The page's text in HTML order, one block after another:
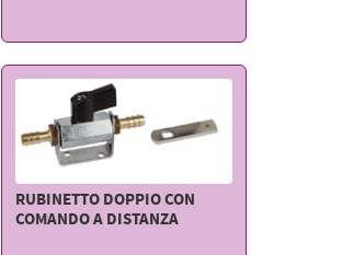
RUBINETTO DOPPIO CON
COMANDO A DISTANZA